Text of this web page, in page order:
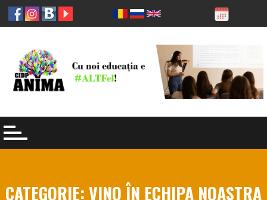
Skip
to
CATEGORIE:VINO ÎN ECHIPA NOASTRA